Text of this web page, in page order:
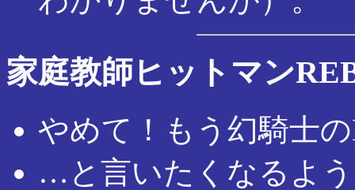
家庭教師ヒットマン
やめて！もう幻騎士
…と言いたくなるよ